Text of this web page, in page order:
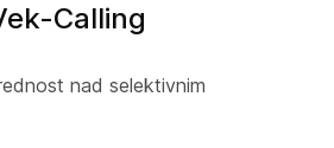
Calling
nad selektivnim